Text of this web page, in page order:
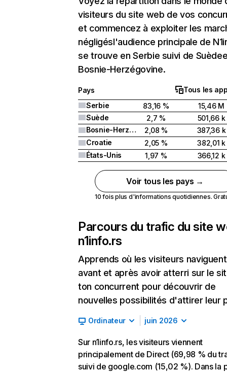
visiteurs du site web de vos
et commencez à exploiter les
négligésl'audience principale de
se trouve en Serbie suivi de
Bosnie-Herzégovine.
Pays
Tous les
Serbie
83,16 %
15,46 M
Suède
2,7 %
501,66 k
Bosnie-Herzégovine
2,08 %
387,36 k
Croatie
2,05 %
382,01 k
États-Unis
1,97 % 366,12 k
Voir tous les pays →
10 fois plus d'informations quotidiennes.
Parcours du trafic du site
n1info.rs
Apprends où les visiteurs naviguent
avant et après avoir atterri sur le
ton concurrent pour découvrir de
nouvelles possibilités d'attirer leur
Ordinateur juin 2026
Sur n1info.rs, les visiteurs viennent
principalement de Direct (69,98 % du
suivi de google.com (15,02 %). Dans la